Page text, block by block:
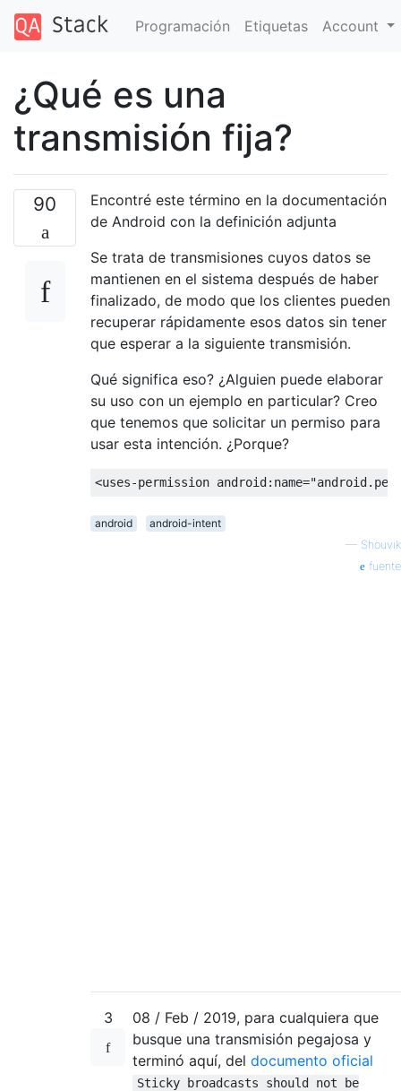
Programación Etiquetas Account
¿Qué es una
transmisión fija?
90
Encontré este término en la documentación
de Android con la definición adjunta
Se trata de transmisiones cuyos datos se
mantienen en el sistema después de haber
finalizado, de modo que los clientes pueden
recuperar rápidamente esos datos sin tener
que esperar a la siguiente transmisión.
Qué significa eso? ¿Alguien puede elaborar
su uso con un ejemplo en particular? Creo
que tenemos que solicitar un permiso para
usar esta intención. ¿Porque?
<uses-permission android:name=
android
android-intent
— Shouvik
fuente
3
08 / Feb / 2019, para cualquiera que
busque una transmisión pegajosa y
terminó aquí, del documento oficial
Sticky broadcasts should not be